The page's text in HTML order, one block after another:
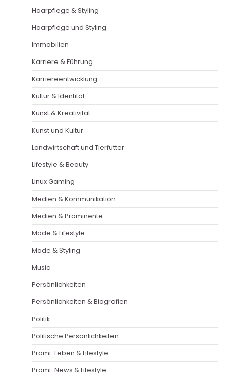
Haarpflege & Styling
Haarpflege und Styling
Immobilien
Karriere & Führung
Karriereentwicklung
Kultur & Identität
Kunst & Kreativität
Kunst und Kultur
Landwirtschaft und Tierfutter
Lifestyle & Beauty
Linux Gaming
Medien & Kommunikation
Medien & Prominente
Mode & Lifestyle
Mode & Styling
Music
Persönlichkeiten
Persönlichkeiten & Biografien
Politik
Politische Persönlichkeiten
Promi-Leben & Lifestyle
Promi-News & Lifestyle